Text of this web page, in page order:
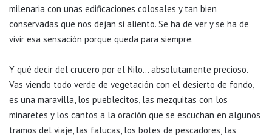
milenaria con unas edificaciones colosales y tan bien
conservadas que nos dejan si aliento. Se ha de ver y se ha de
vivir esa sensación porque queda para siempre.
Y qué decir del crucero por el Nilo… absolutamente precioso.
Vas viendo todo verde de vegetación con el desierto de fondo,
es una maravilla, los pueblecitos, las mezquitas con los
minaretes y los cantos a la oración que se escuchan en algunos
tramos del viaje, las falucas, los botes de pescadores, las